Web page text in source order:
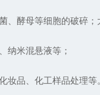
酵母等细胞的破碎；
米混悬液等；
品、化工样品处理等